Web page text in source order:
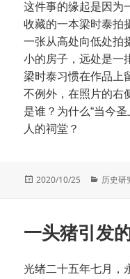
这件事的缘起是因为
收藏的一本梁时泰拍
一张从高处向低处拍
小的房子，远处是一
梁时泰习惯在作品上
不例外，在照片的右
是谁？为什么“当今
人的祠堂？
发
2020/10/25
分
历史研
一头猪引发
光绪二十五年七月，